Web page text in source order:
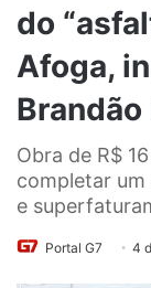
do
Afoga,
Obra de R$
completar
e
Portal G7 4